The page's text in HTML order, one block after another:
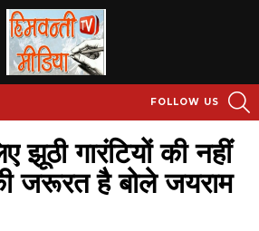
FOLLOW US
झूठी गारंटियों की नहीं
जरूरत है बोले जयराम